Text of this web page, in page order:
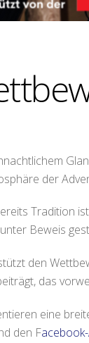
der
Tradition
Beweis
den
das
eine
den F